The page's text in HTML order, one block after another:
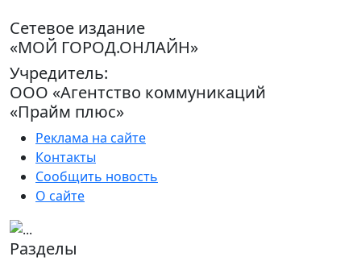
Сетевое издание
«МОЙ ГОРОД.ОНЛАЙН»
Учредитель:
ООО «Агентство коммуникаций
«Прайм плюс»
Реклама на сайте
Контакты
Сообщить новость
О сайте
Разделы